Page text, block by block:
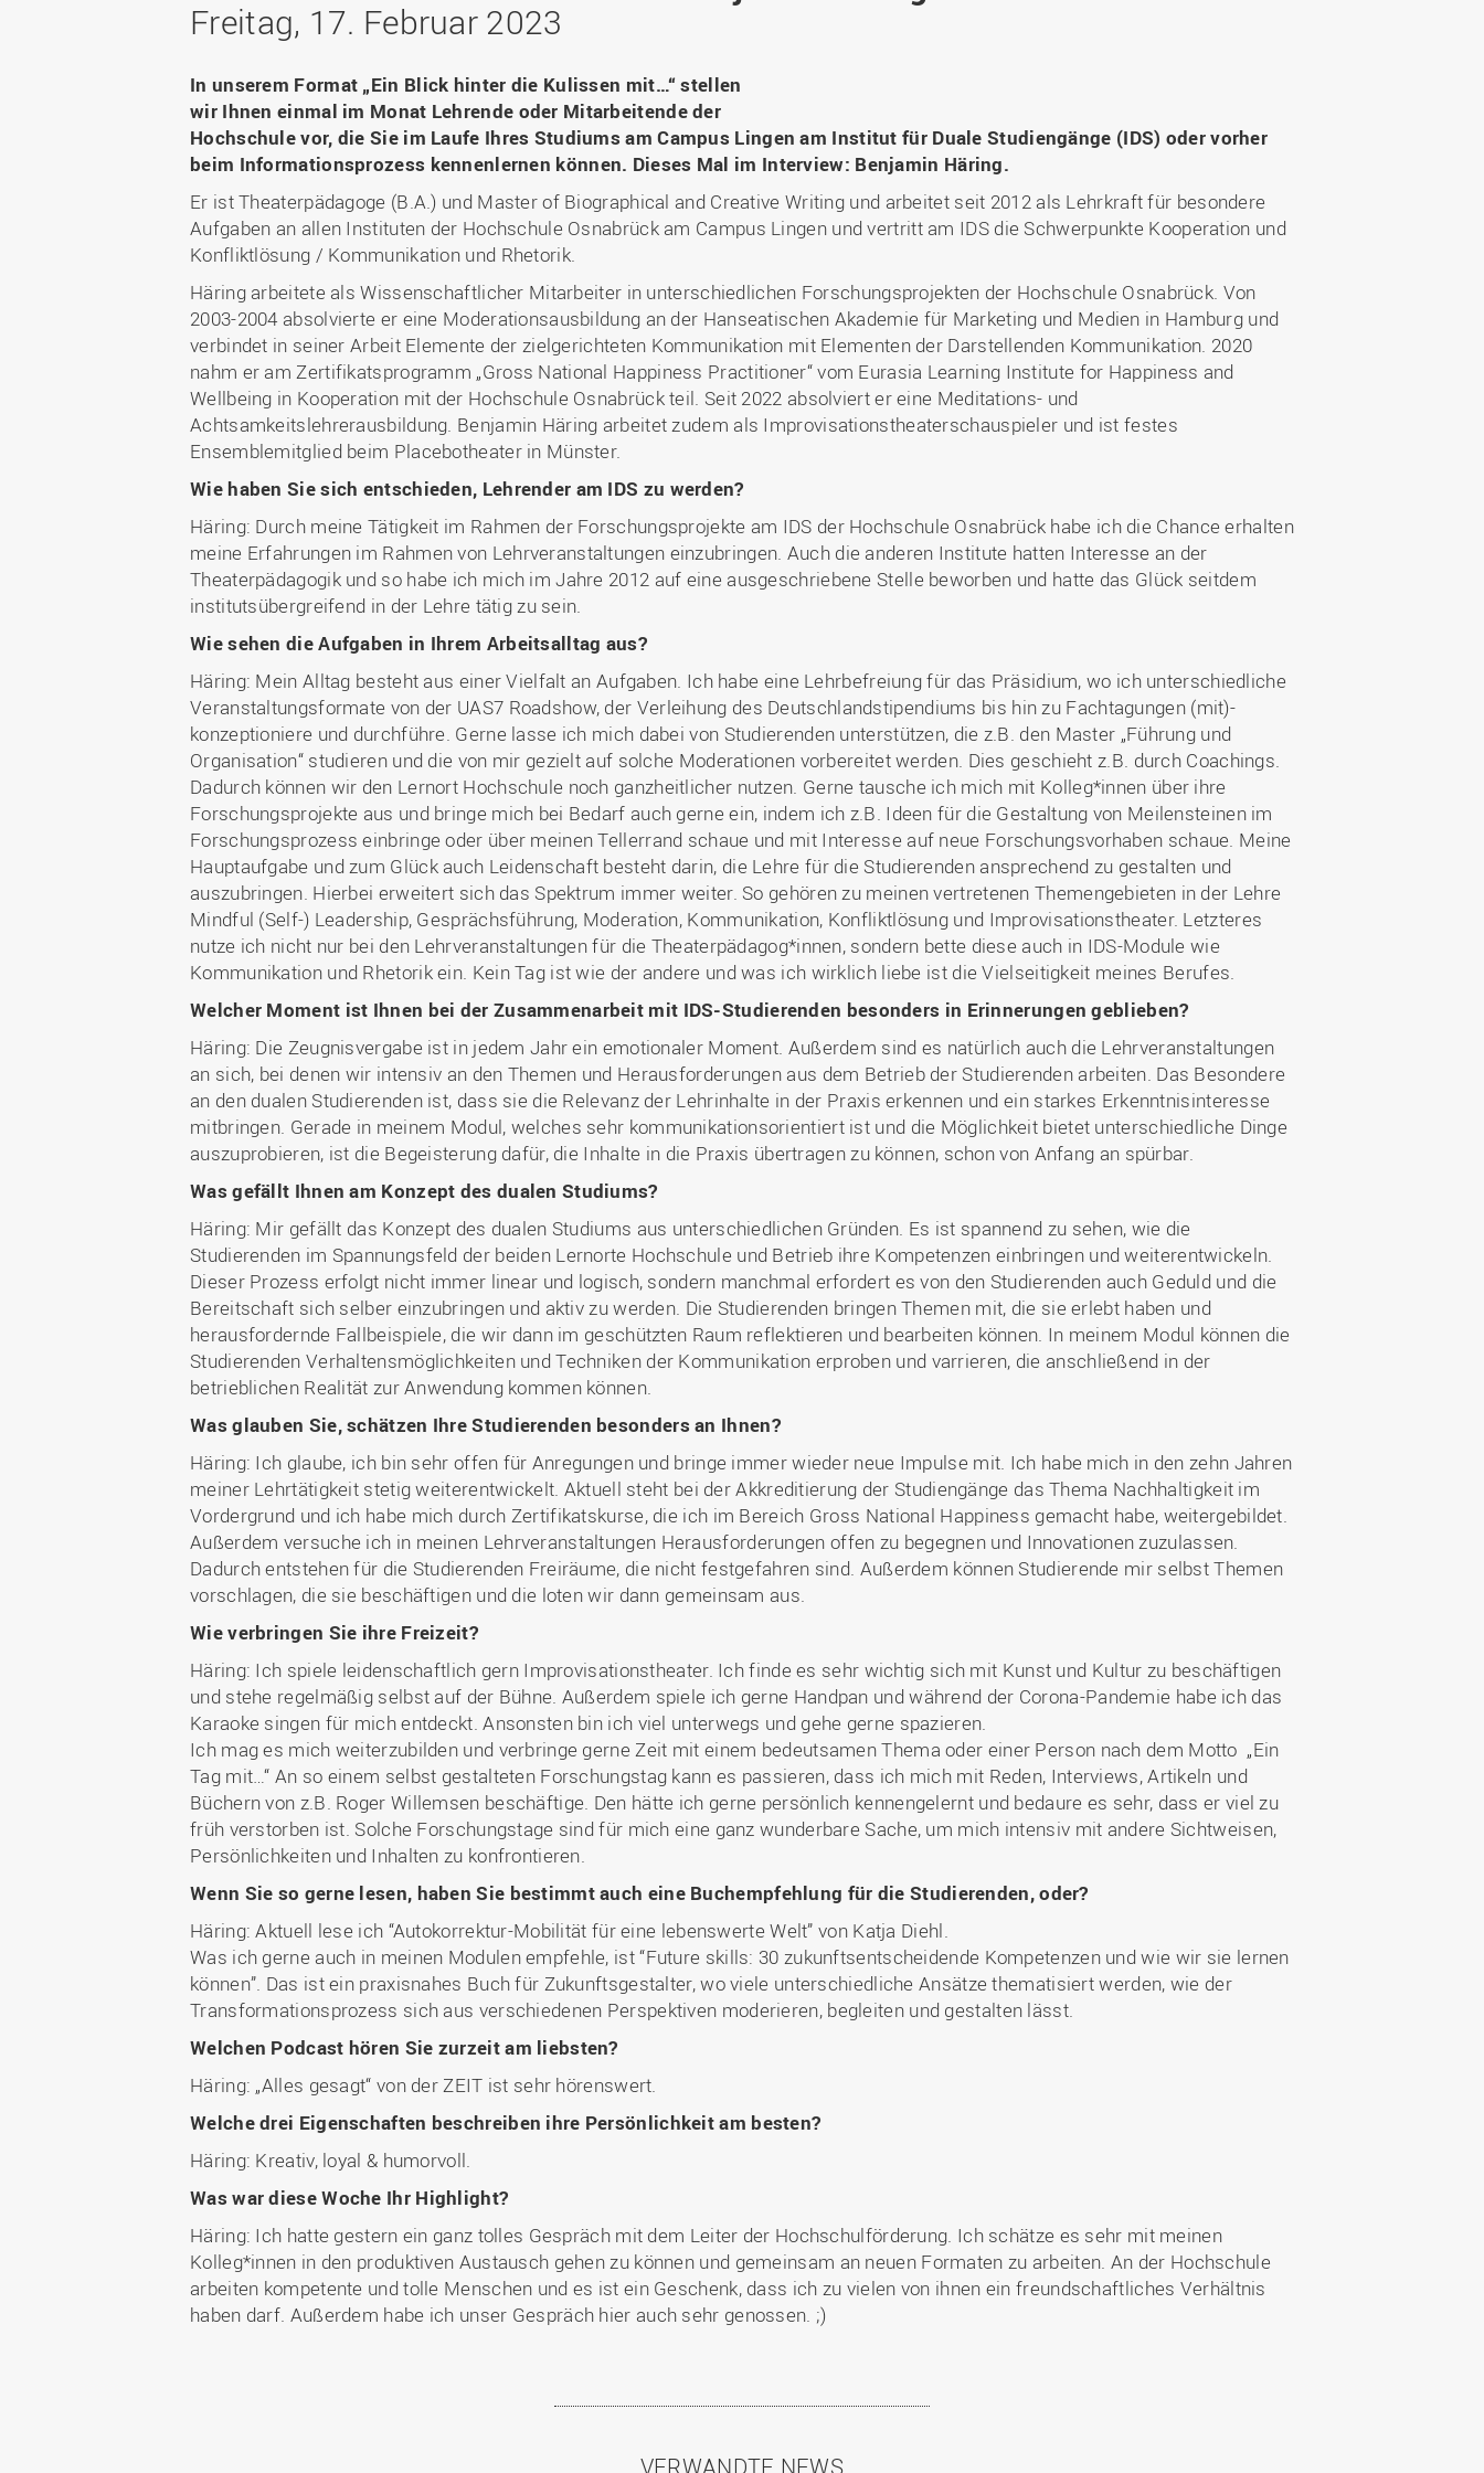
Master
Berufsbegleitend studieren
Duales Studium
Weiterbildung
Future Skills
Infos für Erstsemester
Infos für Eltern
Gaststudierende
Winterprogramme
Outgoing
Deutsch als Fremdsprache
Geflüchtete
Förderung internationaler
Talente (FIT) in Osnabrück
Bibliothek
LearningCenter
Career Services
Das bietet Osnabrück
Fördermöglichkeiten
Gute wissenschaftliche
Praxis
Forschungsdaten
RECHERCHE
Forschungsdatenbank
Ressort-
Drittmitteldatenbank
Laboreinrichtungen und
Versuchsbetriebe
Expertensuche
schwerpunkte
Forschungsgruppen und
Netzwerke
INTERNATIONALES
Forschung
Welcome Center
EU-Hochschulbüro
die Praxis
Gründungen | Start-Ups
Transfer in die Gesellschaft
Veranstaltungen und
Ausschreibungen zu
Förderungen und Preisen
Fördergesellschaft
StudyUp-Award
Personalentwicklung
Forschung und Transfer
(HZC)
UAS7
WIR durch die Jahrzehnte
WIR in den Medien und
unsere Publikationen
WIR in Osnabrück und
Lingen: Standort- und
Nachrichten
Veranstaltungen
Ingenieurwissenschaften
und Informatik (IuI)
Institut für Musik (IfM)
Management, Kultur und
Technik (MKT, Campus
Lingen)
Wirtschafts- und
Sozialwissenschaften
(WiSo)
Professional School
Amtsblatt
Personensuche
Freitag, 17. Februar 2023
In unserem Format „Ein Blick hinter die Kulissen mit…“ stellen
wir Ihnen einmal im Monat Lehrende oder Mitarbeitende der
Hochschule vor, die Sie im Laufe Ihres Studiums am Campus Lingen am Institut für Duale Studiengänge (IDS) oder vorher
beim Informationsprozess kennenlernen können. Dieses Mal im Interview: Benjamin Häring.
Er ist Theaterpädagoge (B.A.) und Master of Biographical and Creative Writing und arbeitet seit 2012 als Lehrkraft für besondere
Aufgaben an allen Instituten der Hochschule Osnabrück am Campus Lingen und vertritt am IDS die Schwerpunkte Kooperation und
Konfliktlösung / Kommunikation und Rhetorik.
Häring arbeitete als Wissenschaftlicher Mitarbeiter in unterschiedlichen Forschungsprojekten der Hochschule Osnabrück. Von
2003-2004 absolvierte er eine Moderationsausbildung an der Hanseatischen Akademie für Marketing und Medien in Hamburg und
verbindet in seiner Arbeit Elemente der zielgerichteten Kommunikation mit Elementen der Darstellenden Kommunikation. 2020
nahm er am Zertifikatsprogramm „Gross National Happiness Practitioner“ vom Eurasia Learning Institute for Happiness and
Wellbeing in Kooperation mit der Hochschule Osnabrück teil. Seit 2022 absolviert er eine Meditations- und
Achtsamkeitslehrerausbildung. Benjamin Häring arbeitet zudem als Improvisationstheaterschauspieler und ist festes
Ensemblemitglied beim Placebotheater in Münster.
Wie haben Sie sich entschieden, Lehrender am IDS zu werden?
Häring: Durch meine Tätigkeit im Rahmen der Forschungsprojekte am IDS der Hochschule Osnabrück habe ich die Chance erhalten
meine Erfahrungen im Rahmen von Lehrveranstaltungen einzubringen. Auch die anderen Institute hatten Interesse an der
Theaterpädagogik und so habe ich mich im Jahre 2012 auf eine ausgeschriebene Stelle beworben und hatte das Glück seitdem
institutsübergreifend in der Lehre tätig zu sein.
Wie sehen die Aufgaben in Ihrem Arbeitsalltag aus?
Häring: Mein Alltag besteht aus einer Vielfalt an Aufgaben. Ich habe eine Lehrbefreiung für das Präsidium, wo ich unterschiedliche
Veranstaltungsformate von der UAS7 Roadshow, der Verleihung des Deutschlandstipendiums bis hin zu Fachtagungen (mit)-
konzeptioniere und durchführe. Gerne lasse ich mich dabei von Studierenden unterstützen, die z.B. den Master „Führung und
Organisation“ studieren und die von mir gezielt auf solche Moderationen vorbereitet werden. Dies geschieht z.B. durch Coachings.
Dadurch können wir den Lernort Hochschule noch ganzheitlicher nutzen. Gerne tausche ich mich mit Kolleg*innen über ihre
Forschungsprojekte aus und bringe mich bei Bedarf auch gerne ein, indem ich z.B. Ideen für die Gestaltung von Meilensteinen im
Forschungsprozess einbringe oder über meinen Tellerrand schaue und mit Interesse auf neue Forschungsvorhaben schaue. Meine
Hauptaufgabe und zum Glück auch Leidenschaft besteht darin, die Lehre für die Studierenden ansprechend zu gestalten und
auszubringen. Hierbei erweitert sich das Spektrum immer weiter. So gehören zu meinen vertretenen Themengebieten in der Lehre
Mindful (Self-) Leadership, Gesprächsführung, Moderation, Kommunikation, Konfliktlösung und Improvisationstheater. Letzteres
nutze ich nicht nur bei den Lehrveranstaltungen für die Theaterpädagog*innen, sondern bette diese auch in IDS-Module wie
Kommunikation und Rhetorik ein. Kein Tag ist wie der andere und was ich wirklich liebe ist die Vielseitigkeit meines Berufes.
Welcher Moment ist Ihnen bei der Zusammenarbeit mit IDS-Studierenden besonders in Erinnerungen geblieben?
Häring: Die Zeugnisvergabe ist in jedem Jahr ein emotionaler Moment. Außerdem sind es natürlich auch die Lehrveranstaltungen
an sich, bei denen wir intensiv an den Themen und Herausforderungen aus dem Betrieb der Studierenden arbeiten. Das Besondere
an den dualen Studierenden ist, dass sie die Relevanz der Lehrinhalte in der Praxis erkennen und ein starkes Erkenntnisinteresse
mitbringen. Gerade in meinem Modul, welches sehr kommunikationsorientiert ist und die Möglichkeit bietet unterschiedliche Dinge
auszuprobieren, ist die Begeisterung dafür, die Inhalte in die Praxis übertragen zu können, schon von Anfang an spürbar.
Was gefällt Ihnen am Konzept des dualen Studiums?
Häring: Mir gefällt das Konzept des dualen Studiums aus unterschiedlichen Gründen. Es ist spannend zu sehen, wie die
Studierenden im Spannungsfeld der beiden Lernorte Hochschule und Betrieb ihre Kompetenzen einbringen und weiterentwickeln.
Dieser Prozess erfolgt nicht immer linear und logisch, sondern manchmal erfordert es von den Studierenden auch Geduld und die
Bereitschaft sich selber einzubringen und aktiv zu werden. Die Studierenden bringen Themen mit, die sie erlebt haben und
herausfordernde Fallbeispiele, die wir dann im geschützten Raum reflektieren und bearbeiten können. In meinem Modul können die
Studierenden Verhaltensmöglichkeiten und Techniken der Kommunikation erproben und varrieren, die anschließend in der
betrieblichen Realität zur Anwendung kommen können.
Was glauben Sie, schätzen Ihre Studierenden besonders an Ihnen?
Häring: Ich glaube, ich bin sehr offen für Anregungen und bringe immer wieder neue Impulse mit. Ich habe mich in den zehn Jahren
meiner Lehrtätigkeit stetig weiterentwickelt. Aktuell steht bei der Akkreditierung der Studiengänge das Thema Nachhaltigkeit im
Vordergrund und ich habe mich durch Zertifikatskurse, die ich im Bereich Gross National Happiness gemacht habe, weitergebildet.
Außerdem versuche ich in meinen Lehrveranstaltungen Herausforderungen offen zu begegnen und Innovationen zuzulassen.
Dadurch entstehen für die Studierenden Freiräume, die nicht festgefahren sind. Außerdem können Studierende mir selbst Themen
vorschlagen, die sie beschäftigen und die loten wir dann gemeinsam aus.
Wie verbringen Sie ihre Freizeit?
Häring: Ich spiele leidenschaftlich gern Improvisationstheater. Ich finde es sehr wichtig sich mit Kunst und Kultur zu beschäftigen
und stehe regelmäßig selbst auf der Bühne. Außerdem spiele ich gerne Handpan und während der Corona-Pandemie habe ich das
Karaoke singen für mich entdeckt. Ansonsten bin ich viel unterwegs und gehe gerne spazieren.
Ich mag es mich weiterzubilden und verbringe gerne Zeit mit einem bedeutsamen Thema oder einer Person nach dem Motto „Ein
Tag mit…“ An so einem selbst gestalteten Forschungstag kann es passieren, dass ich mich mit Reden, Interviews, Artikeln und
Büchern von z.B. Roger Willemsen beschäftige. Den hätte ich gerne persönlich kennengelernt und bedaure es sehr, dass er viel zu
früh verstorben ist. Solche Forschungstage sind für mich eine ganz wunderbare Sache, um mich intensiv mit andere Sichtweisen,
Persönlichkeiten und Inhalten zu konfrontieren.
Wenn Sie so gerne lesen, haben Sie bestimmt auch eine Buchempfehlung für die Studierenden, oder?
Häring: Aktuell lese ich “Autokorrektur-Mobilität für eine lebenswerte Welt” von Katja Diehl.
Was ich gerne auch in meinen Modulen empfehle, ist “Future skills: 30 zukunftsentscheidende Kompetenzen und wie wir sie lernen
können”. Das ist ein praxisnahes Buch für Zukunftsgestalter, wo viele unterschiedliche Ansätze thematisiert werden, wie der
Transformationsprozess sich aus verschiedenen Perspektiven moderieren, begleiten und gestalten lässt.
Welchen Podcast hören Sie zurzeit am liebsten?
Häring: „Alles gesagt“ von der ZEIT ist sehr hörenswert.
Welche drei Eigenschaften beschreiben ihre Persönlichkeit am besten?
Häring: Kreativ, loyal & humorvoll.
Was war diese Woche Ihr Highlight?
Häring: Ich hatte gestern ein ganz tolles Gespräch mit dem Leiter der Hochschulförderung. Ich schätze es sehr mit meinen
Kolleg*innen in den produktiven Austausch gehen zu können und gemeinsam an neuen Formaten zu arbeiten. An der Hochschule
arbeiten kompetente und tolle Menschen und es ist ein Geschenk, dass ich zu vielen von ihnen ein freundschaftliches Verhältnis
haben darf. Außerdem habe ich unser Gespräch hier auch sehr genossen. ;)
VERWANDTE NEWS